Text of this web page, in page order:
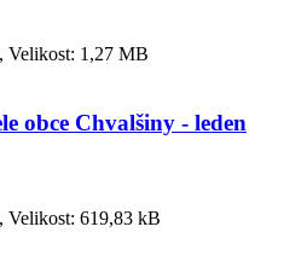
Velikost: 1,27 MB
obce Chvalšiny - leden
Velikost: 619,83 kB